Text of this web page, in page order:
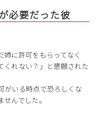
必要だった彼
に許可をもらってなく
くれない？」と懇願された
がいる時点で恐ろしくな
んでした。